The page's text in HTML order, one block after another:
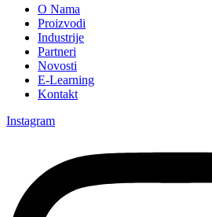
O Nama
Proizvodi
Industrije
Partneri
Novosti
E-Learning
Kontakt
Instagram